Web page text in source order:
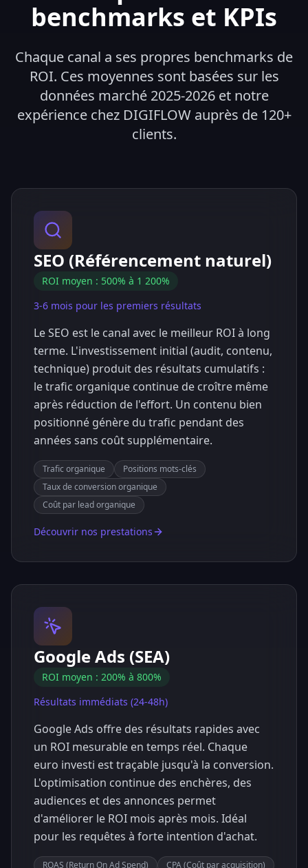
benchmarks et KPIs
Chaque canal a ses propres benchmarks de
ROI. Ces moyennes sont basées sur les
données marché 2025-2026 et notre
expérience chez DIGIFLOW auprès de 120+
clients.
SEO (Référencement naturel)
ROI moyen : 500% à 1 200%
3-6 mois pour les premiers résultats
Le SEO est le canal avec le meilleur ROI à long
terme. L'investissement initial (audit, contenu,
technique) produit des résultats cumulatifs :
le trafic organique continue de croître même
après réduction de l'effort. Un contenu bien
positionné génère du trafic pendant des
années sans coût supplémentaire.
Trafic organique
Positions mots-clés
Taux de conversion organique
Coût par lead organique
Découvrir nos prestations
Google Ads (SEA)
ROI moyen : 200% à 800%
Résultats immédiats (24-48h)
Google Ads offre des résultats rapides avec
un ROI mesurable en temps réel. Chaque
euro investi est traçable jusqu'à la conversion.
L'optimisation continue des enchères, des
audiences et des annonces permet
d'améliorer le ROI mois après mois. Idéal
pour les requêtes à forte intention d'achat.
ROAS (Return On Ad Spend)
CPA (Coût par acquisition)